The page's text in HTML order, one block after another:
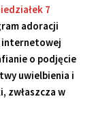
7
adoracji
internetowej
o podjęcie
uwielbienia i
zwłaszcza w